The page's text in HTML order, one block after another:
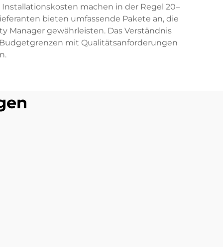
machen in der Regel 20–
bieten umfassende Pakete an, die
Manager gewährleisten. Das Verständnis
mit Qualitätsanforderungen